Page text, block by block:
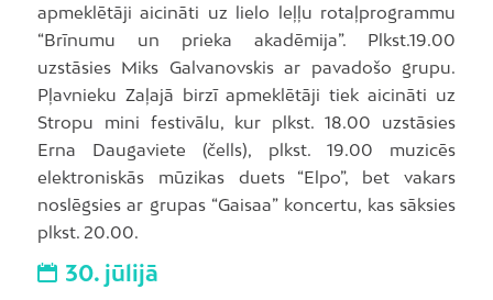
apmeklētāji aicināti uz lielo leļļu rotaļprogrammu
“Brīnumu un prieka akadēmija”. Plkst.19.00
uzstāsies Miks Galvanovskis ar pavadošo grupu.
Pļavnieku Zaļajā birzī apmeklētāji tiek aicināti uz
Stropu mini festivālu, kur plkst. 18.00 uzstāsies
Erna Daugaviete (čells), plkst. 19.00 muzicēs
elektroniskās mūzikas duets “Elpo”, bet vakars
noslēgsies ar grupas “Gaisaa” koncertu, kas sāksies
plkst. 20.00.
30. jūlijā